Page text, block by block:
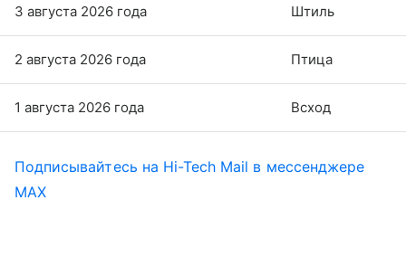
3 августа 2026 года Штиль
2 августа 2026 года Птица
1 августа 2026 года Всход
Подписывайтесь на Hi-Tech Mail в мессенджере
MAX